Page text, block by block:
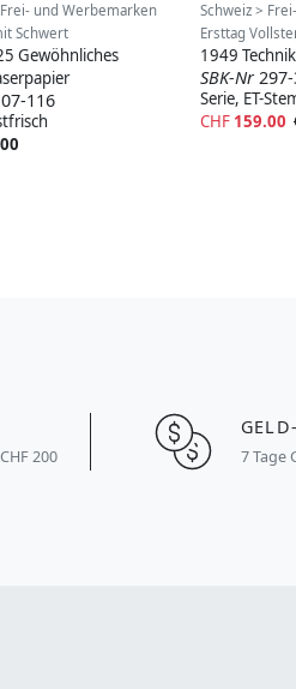
und Werbemarken
Schwert
Gewöhnliches
116
Schweiz >
Ersttag
1949
SBK-Nr
Serie, ET-
CHF 159.00
200 7 Tage